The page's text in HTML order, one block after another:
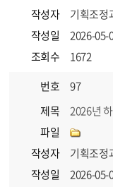
작성자
기획조정
작성일
2026-05-
조회수
1672
번호
97
제목
2026년
파일
작성자
기획조정
작성일
2026-05-